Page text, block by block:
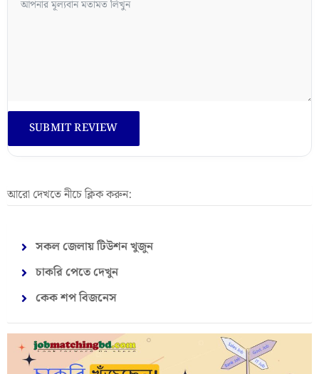
আরো দেখতে নীচে ক্লিক করুন:
সকল জেলায় টিউশন খুজুন
চাকরি পেতে দেখুন
কেক শপ বিজনেস